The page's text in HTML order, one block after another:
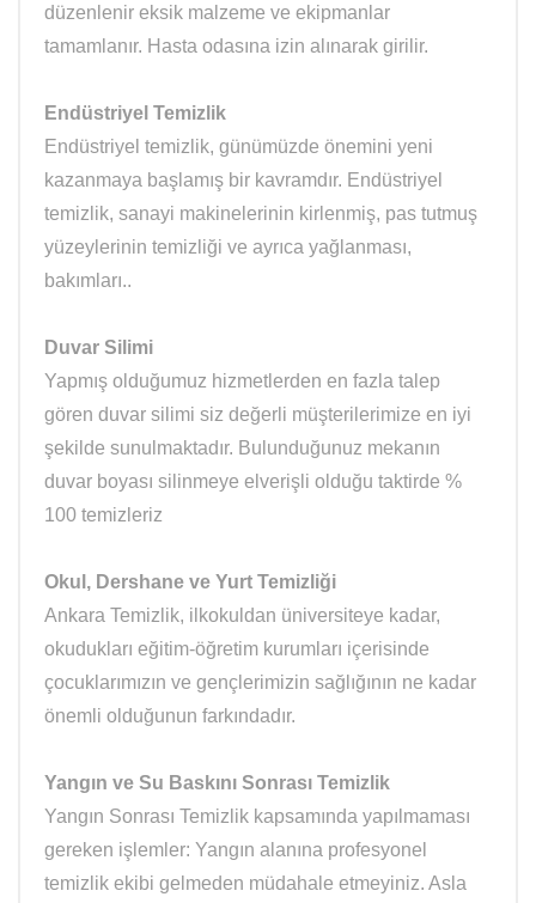
düzenlenir eksik malzeme ve ekipmanlar
tamamlanır. Hasta odasına izin alınarak girilir.
Endüstriyel Temizlik
Endüstriyel temizlik, günümüzde önemini yeni
kazanmaya başlamış bir kavramdır. Endüstriyel
temizlik, sanayi makinelerinin kirlenmiş, pas tutmuş
yüzeylerinin temizliği ve ayrıca yağlanması,
bakımları..
Duvar Silimi
Yapmış olduğumuz hizmetlerden en fazla talep
gören duvar silimi siz değerli müşterilerimize en iyi
şekilde sunulmaktadır. Bulunduğunuz mekanın
duvar boyası silinmeye elverişli olduğu taktirde %
100 temizleriz
Okul, Dershane ve Yurt Temizliği
Ankara Temizlik, ilkokuldan üniversiteye kadar,
okudukları eğitim-öğretim kurumları içerisinde
çocuklarımızın ve gençlerimizin sağlığının ne kadar
önemli olduğunun farkındadır.
Yangın ve Su Baskını Sonrası Temizlik
Yangın Sonrası Temizlik kapsamında yapılmaması
gereken işlemler: Yangın alanına profesyonel
temizlik ekibi gelmeden müdahale etmeyiniz. Asla